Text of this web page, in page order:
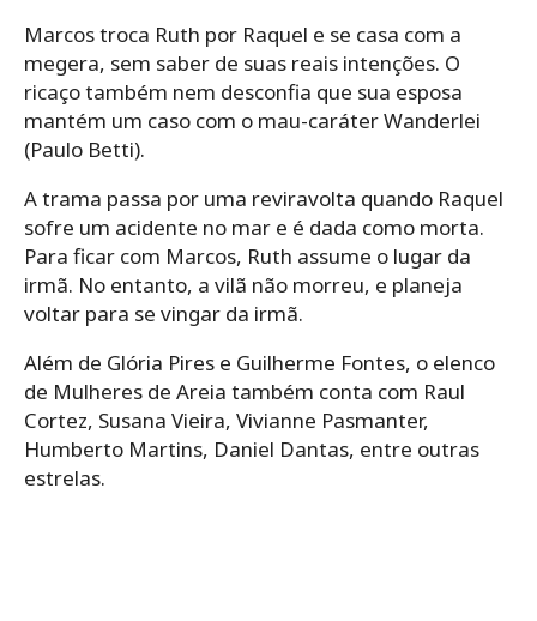
Marcos troca Ruth por Raquel e se casa com a
megera, sem saber de suas reais intenções. O
ricaço também nem desconfia que sua esposa
mantém um caso com o mau-caráter Wanderlei
(Paulo Betti).
A trama passa por uma reviravolta quando Raquel
sofre um acidente no mar e é dada como morta.
Para ficar com Marcos, Ruth assume o lugar da
irmã. No entanto, a vilã não morreu, e planeja
voltar para se vingar da irmã.
Além de Glória Pires e Guilherme Fontes, o elenco
de Mulheres de Areia também conta com Raul
Cortez, Susana Vieira, Vivianne Pasmanter,
Humberto Martins, Daniel Dantas, entre outras
estrelas.